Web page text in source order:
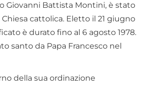
Giovanni Battista Montini, è stato
Chiesa cattolica. Eletto il 21 giugno
è durato fino al 6 agosto 1978.
santo da Papa Francesco nel
della sua ordinazione